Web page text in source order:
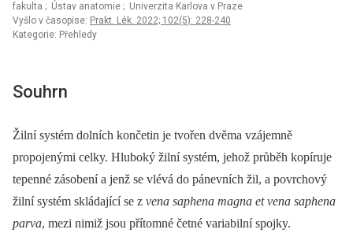
fakulta ; Ústav anatomie ; Univerzita Karlova v Praze
Vyšlo v časopise: Prakt. Lék. 2022; 102(5): 228-240
Kategorie: Přehledy
Souhrn
Žilní systém dolních končetin je tvořen dvěma vzájemně
propojenými celky. Hluboký žilní systém, jehož průběh kopíruje
tepenné zásobení a jenž se vlévá do pánevních žil, a povrchový
žilní systém skládající se z vena saphena magna et vena saphena
parva, mezi nimiž jsou přítomné četné variabilní spojky.